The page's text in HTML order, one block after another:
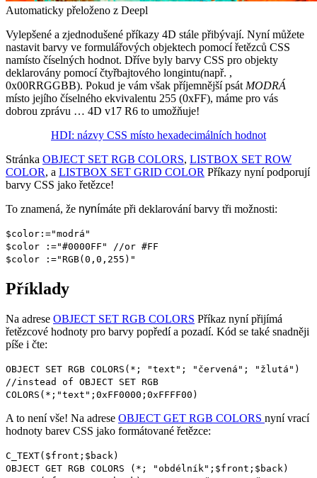
Automaticky přeloženo z Deepl
Vylepšené a zjednodušené příkazy 4D stále přibývají. Nyní můžete
nastavit barvy ve formulářových objektech pomocí řetězců CSS
namísto číselných hodnot. Dříve byly barvy CSS pro objekty
deklarovány pomocí čtyřbajtového longintu(např. ,
0x00RRGGBB). Pokud je vám však příjemnější psát MODRÁ
místo jejího číselného ekvivalentu 255 (0xFF), máme pro vás
dobrou zprávu … 4D v17 R6 to umožňuje!
HDI: názvy CSS místo hexadecimálních hodnot
Stránka OBJECT SET RGB COLORS, LISTBOX SET ROW
COLOR, a LISTBOX SET GRID COLOR Příkazy nyní podporují
barvy CSS jako řetězce!
To znamená, že nynímáte při deklarování barvy tři možnosti:
$color :="modrá"
$color :="#0000FF"
//or #FF
$color :="RGB(0,0,255)"
Příklady
Na adrese OBJECT SET RGB COLORS Příkaz nyní přijímá
řetězcové hodnoty pro barvy popředí a pozadí. Kód se také snadněji
píše i čte:
OBJECT SET RGB COLORS (*; "text"; "červená"; "žlutá")
//instead of OBJECT SET RGB
COLORS(*;"text";0xFF0000;0xFFFF00)
A to není vše! Na adrese OBJECT GET RGB COLORS nyní vrací
hodnoty barev CSS jako formátované řetězce:
C_TEXT( $front ; $back )
OBJECT GET RGB COLORS (*; "obdélník"; $front ; $back )